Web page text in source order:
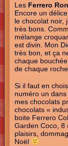
Les Ferrero
Encore un
le chocolat noir,
très bons.
mélange
est divin. Mon
très bon, et ça
chaque
de chaque
Si il faut en
numéro un
mes chocolats
chocolats «
boite Ferrero
Garden Coco, 8
plaisirs,
Noël